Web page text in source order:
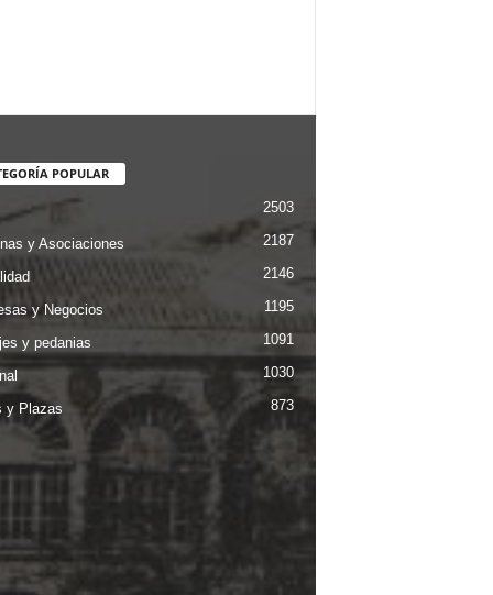
POPULAR
2503
y Asociaciones 2187
2146
y Negocios 1195
y pedanias 1091
1030
y Plazas 873